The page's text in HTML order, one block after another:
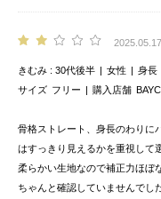
2025.05.17
きむみ 30代後半 女性 身長
サイズ フリー 購入店舗
骨格ストレート、身長のわりに
はすっきり見えるかを重視して
柔らかい生地なので補正力ほぼ
ちゃんと確認していませんでし